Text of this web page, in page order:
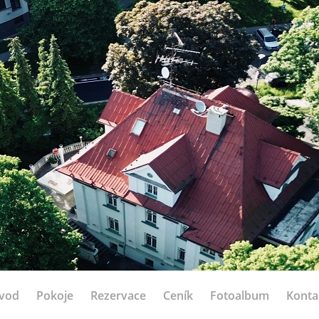
Pokoje Rezervace Ceník Fotoalbum